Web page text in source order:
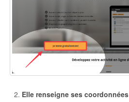
Elle renseigne ses coordonnées